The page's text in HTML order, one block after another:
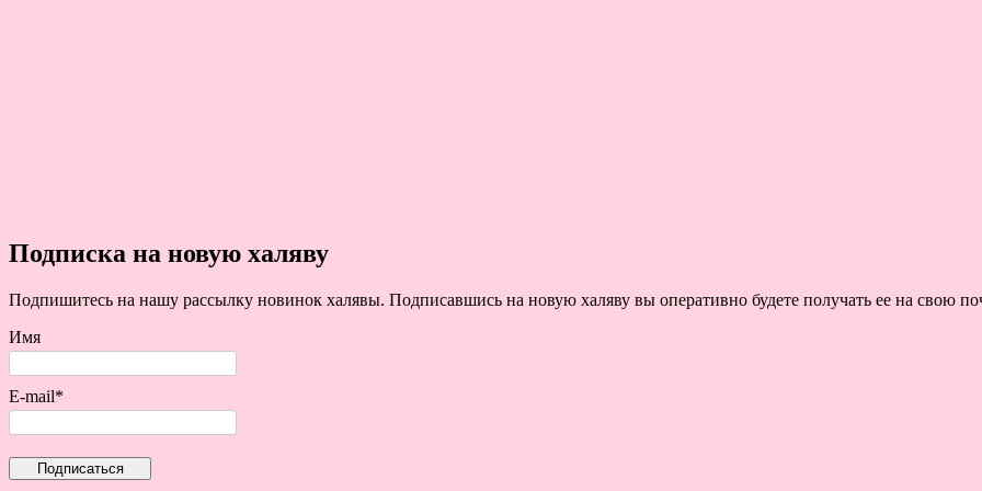
Подписка на новую халяву
Подпишитесь на нашу рассылку новинок халявы. Подписавшись на новую халяву вы оперативно будете получать ее на свою
Имя
E-mail*